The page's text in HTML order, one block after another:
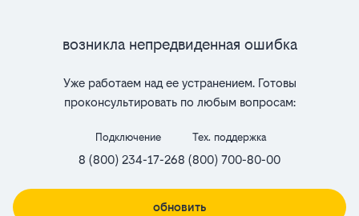
Возникла непредвиденная ошибка
Уже работаем над ее устранением. Готовы
проконсультировать по любым вопросам:
Подключение
8 (800) 234-17-26
Тех. поддержка
8 (800) 700-80-00
обновить